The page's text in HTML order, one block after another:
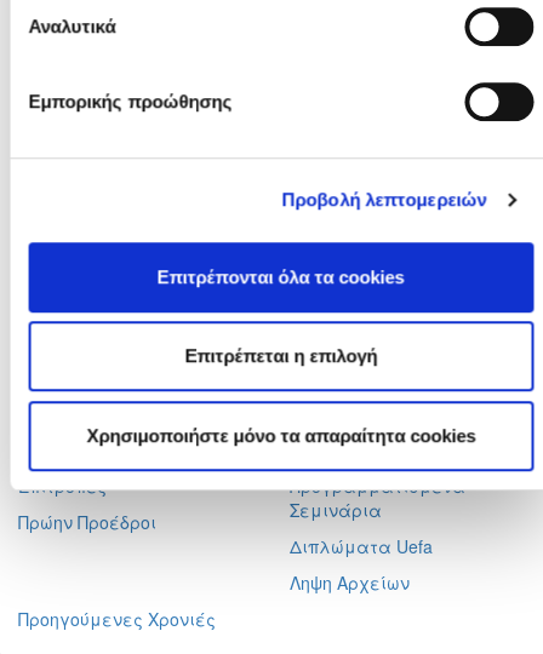
Αναλυτικά
Εμπορικής προώθησης
Προβολή λεπτομερειών
Επιτρέπονται όλα τα cookies
Επιτρέπεται η επιλογή
Χρησιμοποιήστε μόνο τα απαραίτητα cookies
2026 (Αποφάσεις Δ.Σ. ΚΟΠ)
Το πρόγραμμα της πρώτης φάσης της Cyprus
League by Stoiximan περιόδου 2026 - 2027
+357 22352341 , +357 77771606
Φαξ :
Ιστορικό
Οργανωτική Δομή
Επιτροπές
Πρώην Προέδροι
Ειδήσεις
Προγραμματισμένα
Σεμινάρια
Διπλώματα Uefa
Ληψη Αρχείων
Προηγούμενες Χρονιές